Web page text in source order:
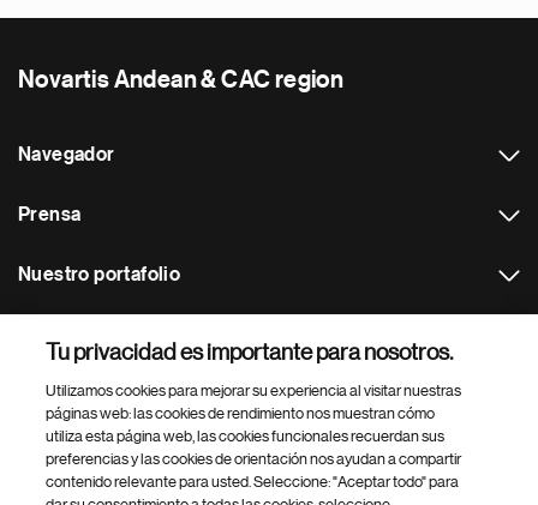
Novartis Andean & CAC region
Navegador
Prensa
Nuestro portafolio
Footer Site Search
Tu privacidad es importante para nosotros.
Utilizamos cookies para mejorar su experiencia al visitar nuestras
páginas web: las cookies de rendimiento nos muestran cómo
utiliza esta página web, las cookies funcionales recuerdan sus
preferencias y las cookies de orientación nos ayudan a compartir
contenido relevante para usted. Seleccione: "Aceptar todo" para